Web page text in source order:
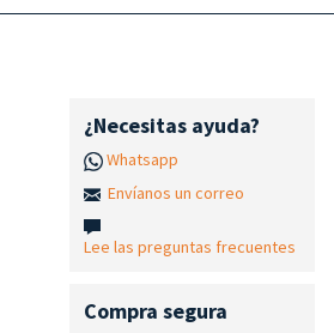
¿Necesitas ayuda?
Whatsapp
Envíanos un correo
Lee las preguntas frecuentes
Compra segura